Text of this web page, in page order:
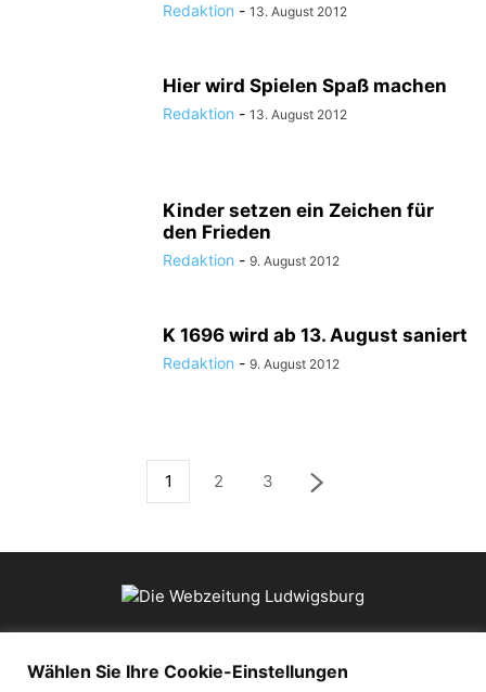
Redaktion - 13. August 2012
Hier wird Spielen Spaß machen
Redaktion - 13. August 2012
Kinder setzen ein Zeichen für
den Frieden
Redaktion - 9. August 2012
K 1696 wird ab 13. August saniert
Redaktion - 9. August 2012
1 2 3
ÜBER UNS
Wählen Sie Ihre Cookie-Einstellungen